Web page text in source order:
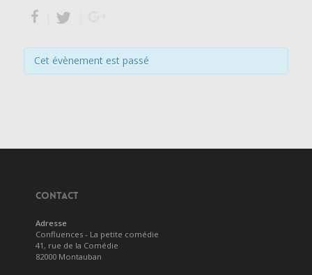
Cet évènement est passé
CONTACT
Adresse
Confluences - La petite comédie
41, rue de la Comédie
82000 Montauban